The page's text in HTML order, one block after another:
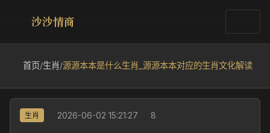
沙沙情商
首页/生肖/源源本本是什么生肖_源源本本对应的生肖文化解读
生肖 2026-06-02 15:21:27 8